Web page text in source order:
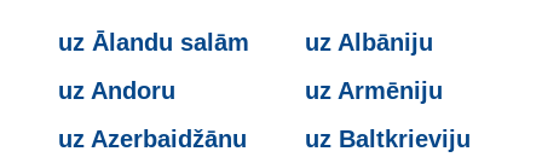
uz Ālandu salām
uz Albāniju
uz Andoru
uz Armēniju
uz Azerbaidžānu
uz Baltkrieviju